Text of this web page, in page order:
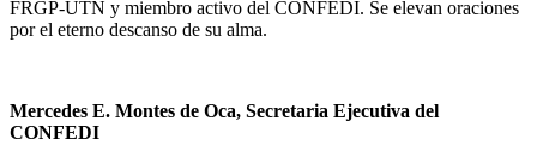
FRGP-UTN y miembro activo del CONFEDI. Se elevan oraciones
por el eterno descanso de su alma.
Mercedes E. Montes de Oca, Secretaria Ejecutiva del
CONFEDI